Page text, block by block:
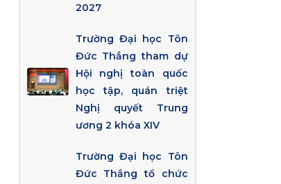
2027
Trường Đại học Tôn
Đức Thắng tham dự
Hội nghị toàn quốc
học tập, quán triệt
Nghị quyết Trung
ương 2 khóa XIV
Trường Đại học Tôn
Đức Thắng tổ chức